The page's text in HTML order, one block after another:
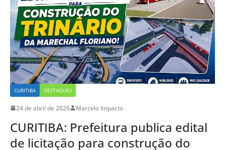
CURITIBA DESTAQUES
24 de abril de 2026 Marcelo Impacto
CURITIBA: Prefeitura publica edital
de licitação para construção do